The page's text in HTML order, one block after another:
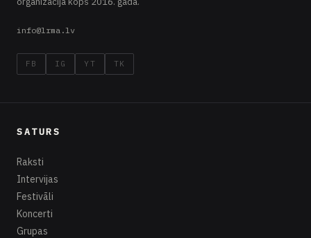
info@lrma.lv
FB IG YT TK
SATURS
Raksti
Intervijas
Festivāli
Koncerti
Grupas